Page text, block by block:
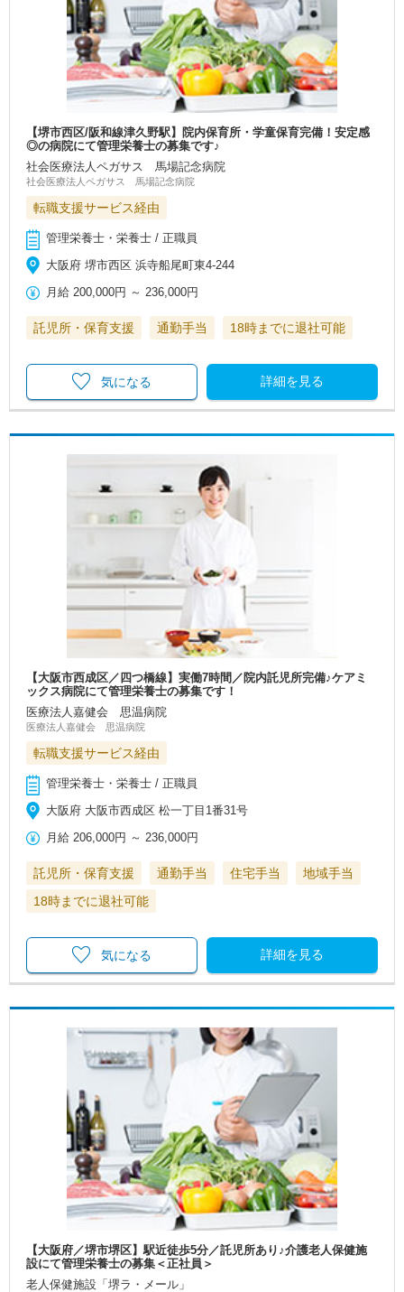
【堺市西区/阪和線津久野駅】院内保育所・学童保育完備！安定感
◎の病院にて管理栄養士の募集です♪
社会医療法人ペガサス 馬場記念病院
社会医療法人ペガサス 馬場記念病院
転職支援サービス経由
管理栄養士・栄養士 / 正職員
大阪府 堺市西区 浜寺船尾町東4-244
月給 200,000円 ～236,000円
託児所・保育支援 通勤手当 18時までに退社可能
詳細を見る
気になる
【大阪市西成区／四つ橋線】実働7時間／院内託児所完備♪ケアミ
ックス病院にて管理栄養士の募集です！
医療法人嘉健会 思温病院
医療法人嘉健会 思温病院
転職支援サービス経由
管理栄養士・栄養士 / 正職員
大阪府 大阪市西成区 松一丁目1番31号
月給 206,000円 ～ 236,000円
託児所・保育支援 通勤手当 住宅手当
地域手当
18時までに退社可能
詳細を見る
気になる
【大阪府／堺市堺区】駅近徒歩5分／託児所あり♪介護老人保健施
設にて管理栄養士の募集＜正社員＞
老人保健施設「堺ラ・メール」